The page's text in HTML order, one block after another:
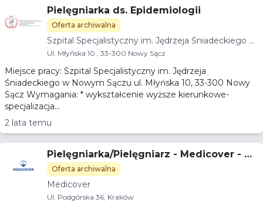
Pielęgniarka ds. Epidemiologii
Oferta archiwalna
Szpital Specjalistyczny im. Jędrzeja Śniadeckiego w
Nowym Sączu
Ul. Młyńska 10 , 33-300 Nowy Sącz
Miejsce pracy: Szpital Specjalistyczny im. Jędrzeja
Śniadeckiego w Nowym Sączu ul. Młyńska 10, 33-300 Nowy
Sącz Wymagania: * wykształcenie wyższe kierunkowe-
specjalizacja...
2 lata temu
Pielęgniarka/Pielęgniarz - Medicover - Kr
aków, Podgórska
Oferta archiwalna
Medicover
Ul. Podgórska 36, Kraków